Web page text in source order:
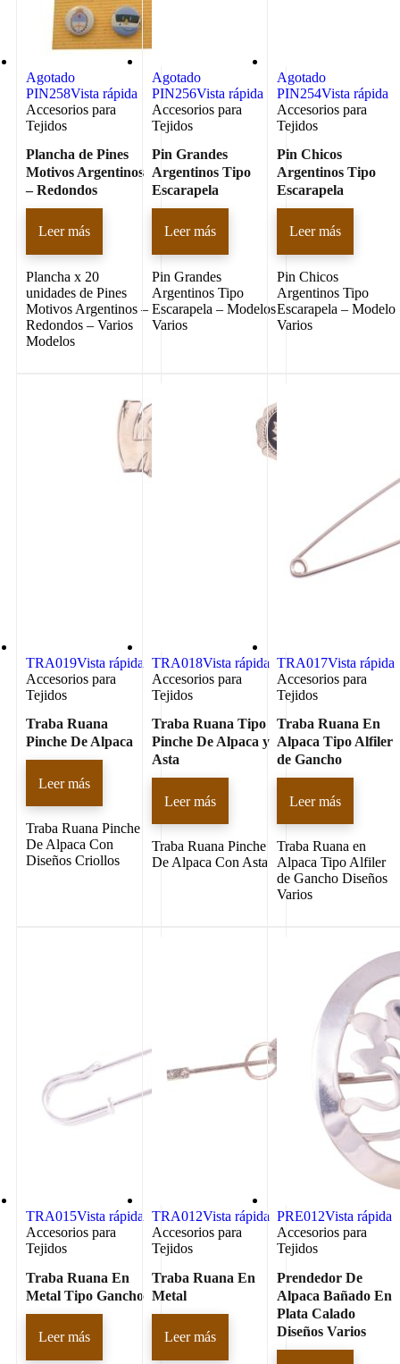
Agotado
PIN258Vista rápida
Accesorios para
Tejidos
Plancha de Pines
Motivos Argentinos
– Redondos
Leer más
Plancha x 20
unidades de Pines
Motivos Argentinos –
Redondos – Varios
Modelos
Agotado
PIN256Vista rápida
Accesorios para
Tejidos
Pin Grandes
Argentinos Tipo
Escarapela
Leer más
Pin Grandes
Argentinos Tipo
Escarapela – Modelos
Varios
Agotado
PIN254Vista rápida
Accesorios para
Tejidos
Pin Chicos
Argentinos Tipo
Escarapela
Leer más
Pin Chicos
Argentinos Tipo
Escarapela – Modelo
Varios
TRA019Vista rápida
Accesorios para
Tejidos
Traba Ruana
Pinche De Alpaca
Leer más
Traba Ruana Pinche
De Alpaca Con
Diseños Criollos
TRA018Vista rápida
Accesorios para
Tejidos
Traba Ruana Tipo
Pinche De Alpaca y
Asta
Leer más
Traba Ruana Pinche
De Alpaca Con Asta
TRA017Vista rápida
Accesorios para
Tejidos
Traba Ruana En
Alpaca Tipo Alfiler
de Gancho
Leer más
Traba Ruana en
Alpaca Tipo Alfiler
de Gancho Diseños
Varios
TRA015Vista rápida
Accesorios para
Tejidos
Traba Ruana En
Metal Tipo Gancho
Leer más
TRA012Vista rápida
Accesorios para
Tejidos
Traba Ruana En
Metal
Leer más
PRE012Vista rápida
Accesorios para
Tejidos
Prendedor De
Alpaca Bañado En
Plata Calado
Diseños Varios